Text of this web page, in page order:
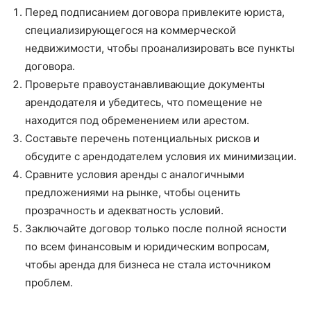
Перед подписанием договора привлеките юриста,
специализирующегося на коммерческой
недвижимости, чтобы проанализировать все пункты
договора.
Проверьте правоустанавливающие документы
арендодателя и убедитесь, что помещение не
находится под обременением или арестом.
Составьте перечень потенциальных рисков и
обсудите с арендодателем условия их минимизации.
Сравните условия аренды с аналогичными
предложениями на рынке, чтобы оценить
прозрачность и адекватность условий.
Заключайте договор только после полной ясности
по всем финансовым и юридическим вопросам,
чтобы аренда для бизнеса не стала источником
проблем.